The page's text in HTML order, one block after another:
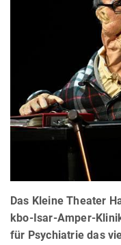
Das Kleine Theater
kbo-Isar-Amper-
für Psychiatrie das